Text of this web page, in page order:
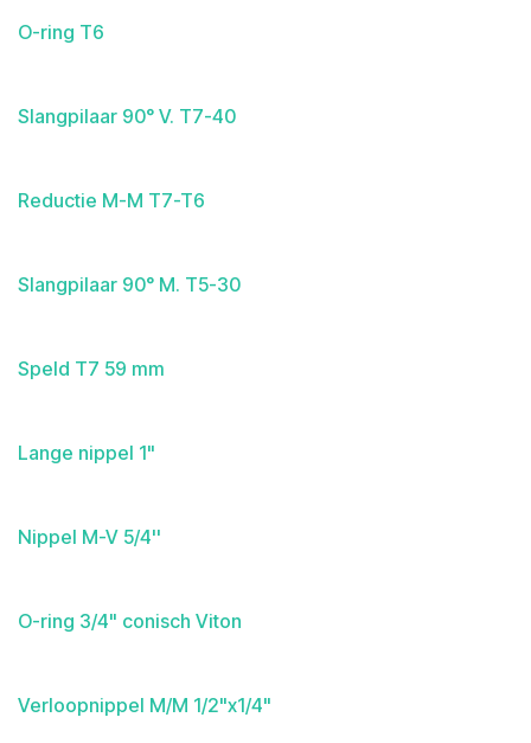
O-ring T6
Slangpilaar 90° V. T7-40
Reductie M-M T7-T6
Slangpilaar 90° M. T5-30
Speld T7 59 mm
Lange nippel 1"
Nippel M-V 5/4''
O-ring 3/4" conisch Viton
Verloopnippel M/M 1/2"x1/4"